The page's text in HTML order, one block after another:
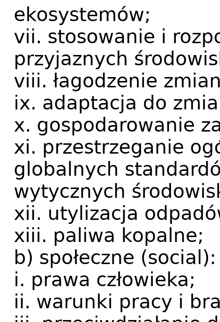
ekosystemów;
vii. stosowanie i
przyjaznych
viii. łagodzenie
ix. adaptacja do
x. gospodarowanie
xi. przestrzeganie
globalnych
wytycznych
xii. utylizacja
xiii. paliwa kopalne;
b) społeczne (social):
i. prawa człowieka;
ii. warunki pracy i